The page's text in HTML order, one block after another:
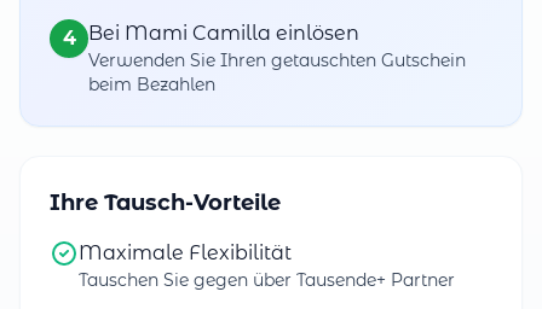
4 Bei Mami Camilla einlösen
Verwenden Sie Ihren getauschten Gutschein
beim Bezahlen
Ihre Tausch-Vorteile
Maximale Flexibilität
Tauschen Sie gegen über Tausende+ Partner